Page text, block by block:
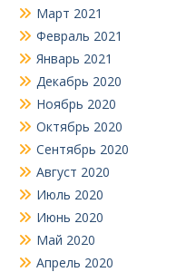
Март 2021
Февраль 2021
Январь 2021
Декабрь 2020
Ноябрь 2020
Октябрь 2020
Сентябрь 2020
Август 2020
Июль 2020
Июнь 2020
Май 2020
Апрель 2020